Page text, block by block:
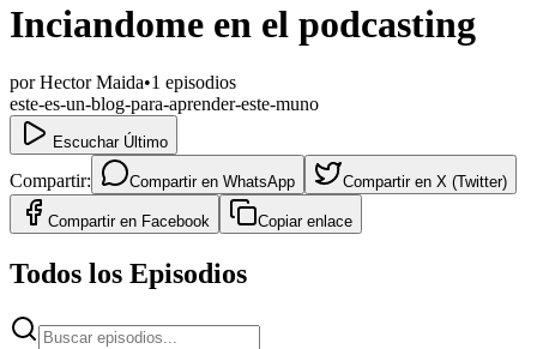
Inciandome en el podcasting
porHector Maida•1 episodios
este-es-un-blog-para-aprender-este-muno
Escuchar Último
Compartir: Compartir en WhatsApp Compartir en X (Twitter)
Compartir en Facebook Copiar enlace
Todos los Episodios